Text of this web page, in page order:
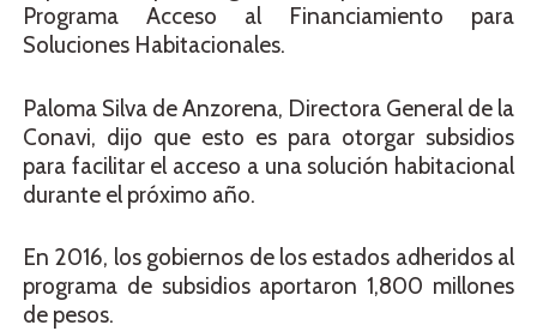
Programa Acceso al Financiamiento para
Soluciones Habitacionales.
Paloma Silva de Anzorena, Directora General de la
Conavi, dijo que esto es para otorgar subsidios
para facilitar el acceso a una solución habitacional
durante el próximo año.
En 2016, los gobiernos de los estados adheridos al
programa de subsidios aportaron 1,800 millones
de pesos.